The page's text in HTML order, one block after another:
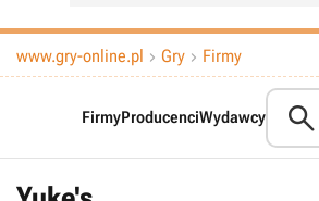
www.gry-online.pl  Gry  Firmy
FirmyProducenciWydawcy 